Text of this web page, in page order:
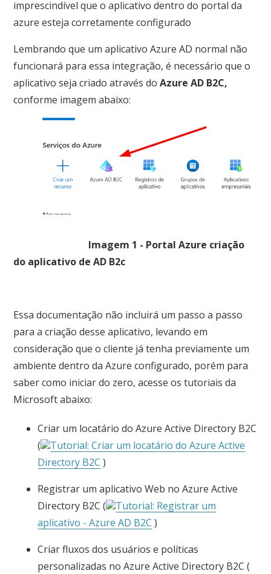
imprescindível que o aplicativo dentro do portal da
azure esteja corretamente configurado
Lembrando que um aplicativo Azure AD normal não
funcionará para essa integração, é necessário que o
aplicativo seja criado através doAzure AD B2C,
conforme imagem abaixo:
Imagem 1 - Portal Azure criação
do aplicativo de AD B2c
Essa documentação não incluirá um passo a passo
para a criação desse aplicativo, levando em
consideração que o cliente já tenha previamente um
ambiente dentro da Azure configurado, porém para
saber como iniciar do zero, acesse os tutoriais da
Microsoft abaixo:
Criar um locatário do Azure Active Directory B2C
(
Tutorial: Criar um locatário do Azure Active
Directory B2C )
Registrar um aplicativo Web no Azure Active
Directory B2C (
Tutorial: Registrar um
aplicativo - Azure AD B2C )
Criar fluxos dos usuários e políticas
personalizadas no Azure Active Directory B2C (